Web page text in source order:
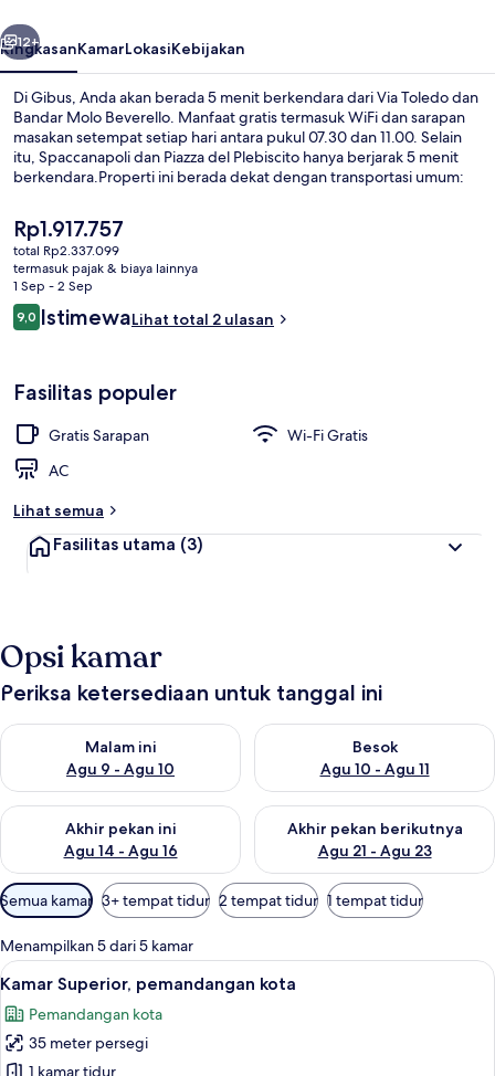
Berikutnya
12+
RingkasanKamarLokasiKebijakan
Di Gibus, Anda akan berada 5 menit berkendara dari Via Toledo dan
Bandar Molo Beverello. Manfaat gratis termasuk WiFi dan sarapan
masakan setempat setiap hari antara pukul 07.30 dan 11.00. Selain
itu, Spaccanapoli dan Piazza del Plebiscito hanya berjarak 5 menit
berkendara.Properti ini berada dekat dengan transportasi umum:
berjarak 10 menit.
Harga
saat
ini
Rp1.917.757
Rp1.917.757
total Rp2.337.099
termasuk pajak & biaya lainnya
1 Sep - 2 Sep
Ulasan
9,09,0 dari 10
IstimewaLihat total 2 ulasan
Fasilitas populer
Gratis Sarapan
Wi-Fi Gratis
AC
Lihat semua
Fasilitas utama (3)
Opsi kamar
Periksa ketersediaan untuk tanggal ini
Malam ini
Agu 9 - Agu 10
Periksa ketersediaan untuk malam ini Agu 9 - Agu 10
Besok
Agu 10 - Agu 11
Periksa ketersediaan untuk
Akhir pekan ini
Agu 14 - Agu 16
Periksa ketersediaan untuk akhir pekan ini Agu 14 - Agu 16
Akhir pekan berikutnya
Agu 21 - Agu 23
Periksa ketersediaan untuk
Filter
tersedia
untuk
kamar
Semua kamar 3+ tempat tidur 2 tempat tidur 1 tempat tidur
Menampilkan 5 dari 5 kamar
Lihat
semua
foto
untuk
Kamar Superior, pemandangan
4
Kamar Superior, pemandangan kota
Pemandangan kota
35 meter persegi
1 kamar tidur